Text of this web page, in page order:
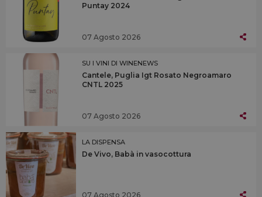
Puntay 2024
07 Agosto 2026
SU I VINI DI WINENEWS
Cantele, Puglia Igt Rosato Negroamaro
CNTL 2025
07 Agosto 2026
LA DISPENSA
De Vivo, Babà in vasocottura
07 Agosto 2026